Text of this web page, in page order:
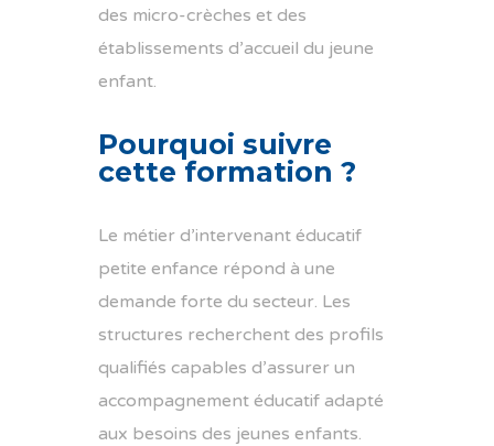
des micro-crèches et des
établissements d’accueil du jeune
enfant.
Pourquoi suivre
cette formation ?
Le métier d’intervenant éducatif
petite enfance répond à une
demande forte du secteur. Les
structures recherchent des profils
qualifiés capables d’assurer un
accompagnement éducatif adapté
aux besoins des jeunes enfants.